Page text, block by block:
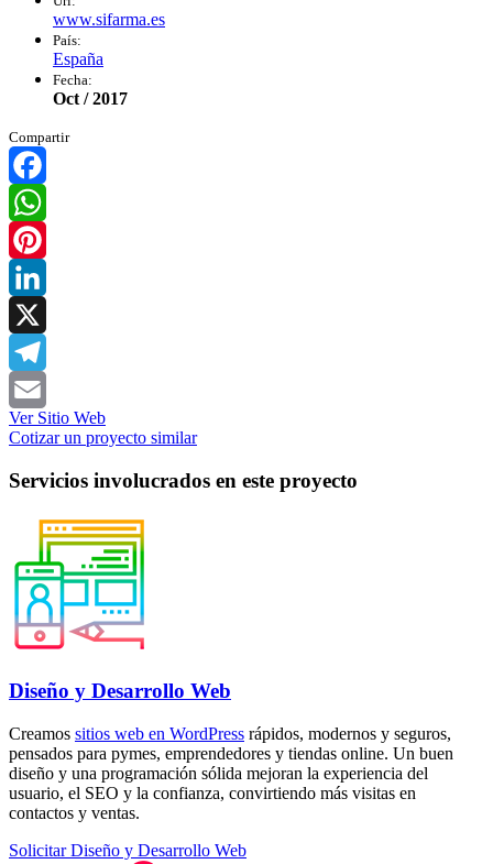
www.sifarma.es
País:
España
Fecha:
Oct / 2017
Compartir
Facebook
WhatsApp
Pinterest
LinkedIn
X
Telegram
Email
Ver Sitio Web
Cotizar un proyecto similar
Servicios involucrados en este proyecto
Diseño y Desarrollo Web
Creamos sitios web en WordPress rápidos, modernos y seguros,
pensados para pymes, emprendedores y tiendas online. Un buen
diseño y una programación sólida mejoran la experiencia del
usuario, el SEO y la confianza, convirtiendo más visitas en
contactos y ventas.
Solicitar Diseño y Desarrollo Web